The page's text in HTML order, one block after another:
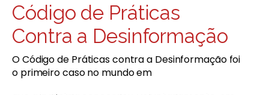
Código de Práticas
Contra a Desinformação
O Código de Práticas contra a Desinformação foi
o primeiro caso no mundo em